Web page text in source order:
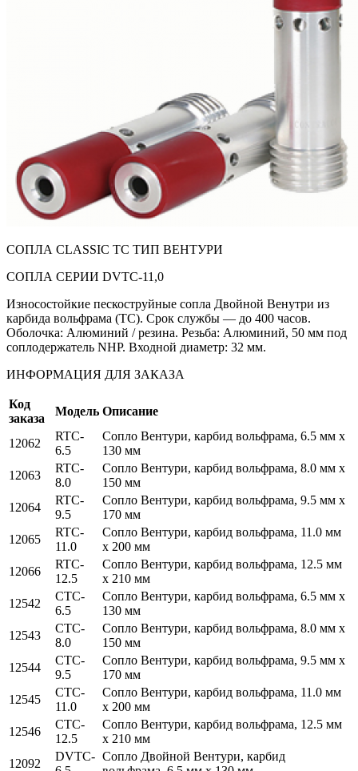
СОПЛА CLASSIC TC ТИП ВЕНТУРИ
СОПЛА СЕРИИ DVTC-11,0
Износостойкие пескоструйные сопла Двойной Венутри из
карбида вольфрама (ТС). Срок службы — до 400 часов.
Оболочка: Алюминий / резина. Резьба: Алюминий, 50 мм под
соплодержатель NHP. Входной диаметр: 32 мм.
ИНФОРМАЦИЯ ДЛЯ ЗАКАЗА
Код
заказа
Модель Описание
12062
RTC-
6.5
Сопло Вентури, карбид вольфрама, 6.5 мм x
130 мм
12063
RTC-
8.0
Сопло Вентури, карбид вольфрама, 8.0 мм x
150 мм
12064
RTC-
9.5
Сопло Вентури, карбид вольфрама, 9.5 мм x
170 мм
12065
RTC-
11.0
Сопло Вентури, карбид вольфрама, 11.0 мм
x 200 мм
12066
RTC-
12.5
Сопло Вентури, карбид вольфрама, 12.5 мм
x 210 мм
12542
CTC-
6.5
Сопло Вентури, карбид вольфрама, 6.5 мм x
130 мм
12543
CTC-
8.0
Сопло Вентури, карбид вольфрама, 8.0 мм x
150 мм
12544
CTC-
9.5
Сопло Вентури, карбид вольфрама, 9.5 мм x
170 мм
12545
CTC-
11.0
Сопло Вентури, карбид вольфрама, 11.0 мм
x 200 мм
12546
CTC-
12.5
Сопло Вентури, карбид вольфрама, 12.5 мм
x 210 мм
12092
DVTC- Сопло Двойной Вентури, карбид